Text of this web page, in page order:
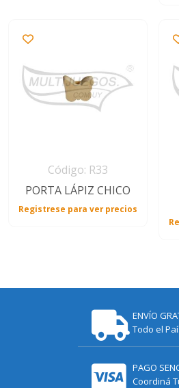
Código: R33
PORTA LÁPIZ CHICO
Registrese para ver precios
ENVÍO
Todo el
PAGO
Coordiná